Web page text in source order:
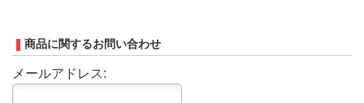
商品に関するお問い合わせ
メールアドレス: